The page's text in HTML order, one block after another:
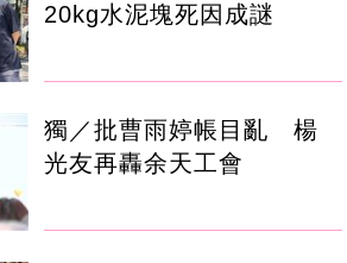
20kg水泥塊死因成謎
獨／批曹雨婷帳目亂 楊
光友再轟余天工會